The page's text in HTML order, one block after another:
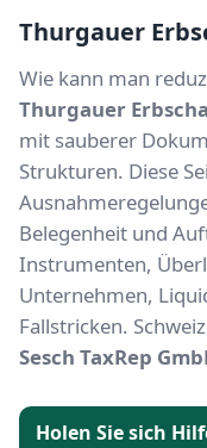
Thurgauer
Wie kann man
Thurgauer
mit sauberer
Strukturen. Diese
Belegenheit und
Instrumenten,
Unternehmen,
Fallstricken.
Sesch TaxRep
Holen Sie sich